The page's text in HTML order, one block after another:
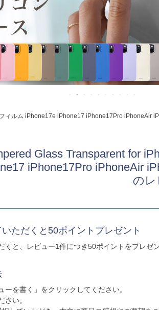
ィルム iPhone17e iPhone17 iPhone17Pro iPhoneAir
Glass Transparent for
iPhone17Pro iPhoneAir
のレ
ただくと50ポイントプレゼント
くと、レビュー1件につき50ポイントをプレゼ
ーを書く」をクリックしてください。
さい。